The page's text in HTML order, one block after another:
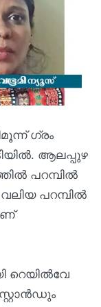
​ഗ്രം
ആലപ്പുഴ
പറമ്പിൽ
പറമ്പിൽ
റെയിൽവേ